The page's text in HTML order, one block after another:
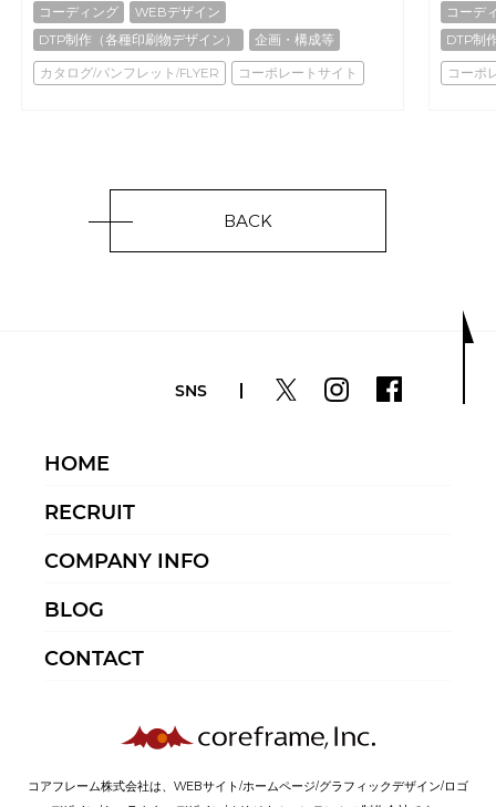
コーディング
WEBデザイン
DTP制作（各種印刷物デザイン）
企画・構成等
カタログ/パンフレット/FLYER
コーポレートサイト
コーデ
DTP制
コーポ
BACK
SNS
HOME
RECRUIT
COMPANY INFO
BLOG
CONTACT
コアフレーム株式会社は、WEBサイト/ホームページ/グラフィックデザイン/ロゴ